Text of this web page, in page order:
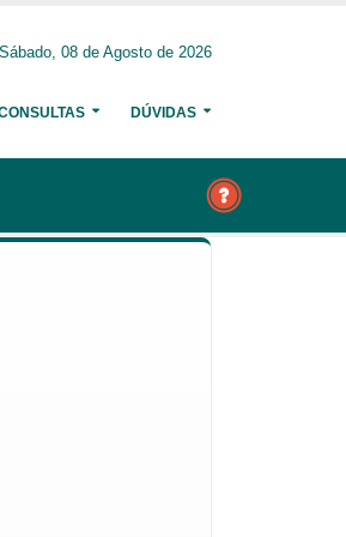
08 de Agosto de 2026
DÚVIDAS